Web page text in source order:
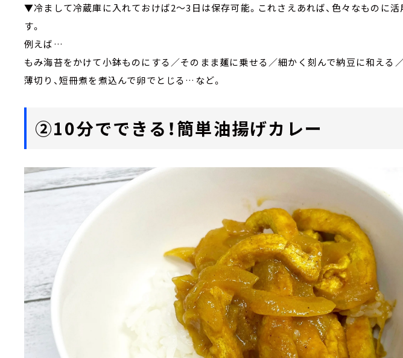
▼冷まして冷蔵庫に入れておけば2～3日は保存可能。これさえあれば、色々なものに活
す。
例えば…
もみ海苔をかけて小鉢ものにする／そのまま麺に乗せる／細かく刻んで納豆に和える
薄切り、短冊煮を煮込んで卵でとじる…など。
②10分でできる！簡単油揚げカレー